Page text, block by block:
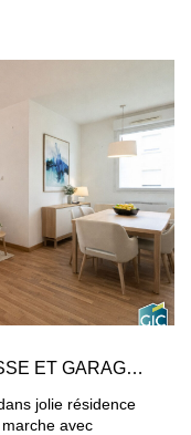
APPARTEMENT AVEC TERRASSE ET GARAGE CAEN 4 PIÈCE(S) 86 M2
jolie résidence
avec